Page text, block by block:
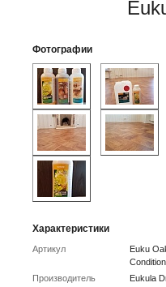
Фотографии
Характеристики
Артикул
Euku
Производитель
Eukula